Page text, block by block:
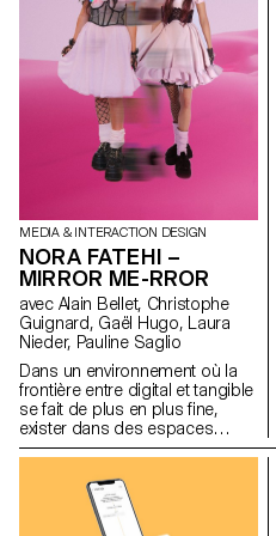
MEDIA & INTERACTION DESIGN
NORA FATEHI –
MIRROR ME-RROR
avec Alain Bellet, Christophe
Guignard, Gaël Hugo, Laura
Nieder, Pauline Saglio
Dans un environnement où la
frontière entre digital et tangible
se fait de plus en plus fine,
exister dans des espaces
immatériels implique le
avatar souvent créé à son
image. Habiter dans ces
mondes en fusion conduit